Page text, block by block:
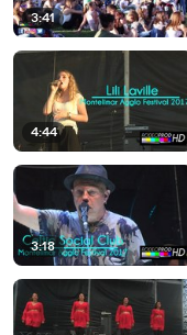
3:41
4:44
3:18